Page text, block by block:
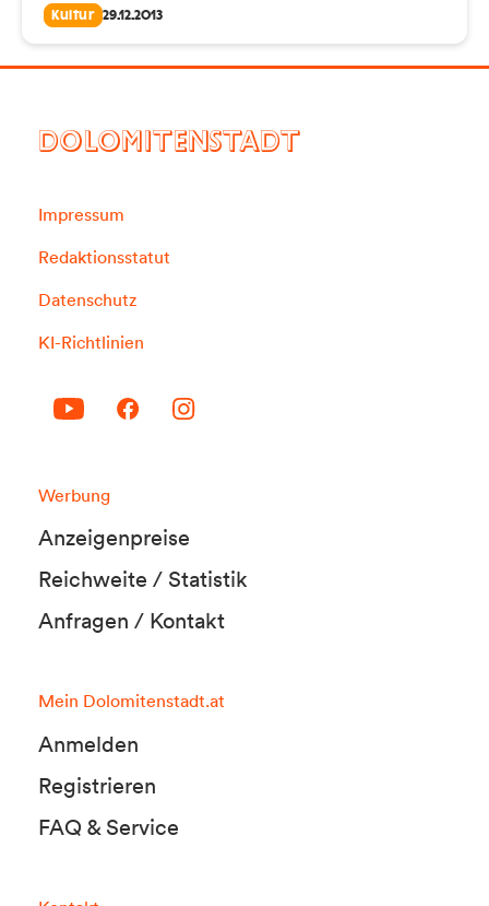
Kultur 29.12.2013
DOLOMITENSTADT
Impressum
Redaktionsstatut
Datenschutz
KI-Richtlinien
Werbung
Anzeigenpreise
Reichweite / Statistik
Anfragen / Kontakt
Mein Dolomitenstadt.at
Anmelden
Registrieren
FAQ & Service